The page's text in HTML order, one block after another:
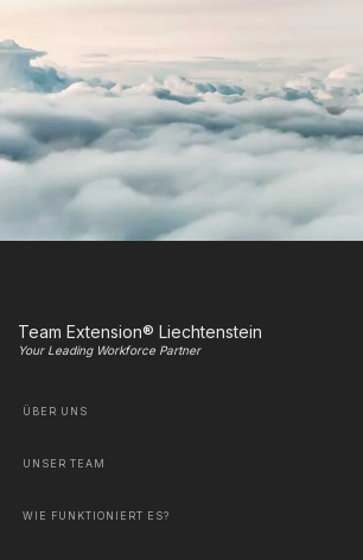
Team Extension® Liechtenstein
Your Leading Workforce Partner
ÜBER UNS
UNSER TEAM
WIE FUNKTIONIERT ES?